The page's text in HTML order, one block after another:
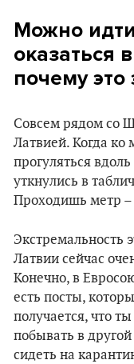
Можно
оказаться
почему это
Совсем рядом со
Латвией. Когда
прогуляться
уткнулись в
Проходишь метр –
Экстремальность
Латвии сейчас
Конечно, в
есть посты,
получается, что
побывать в
сидеть на